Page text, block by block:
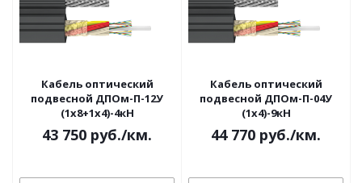
Кабель оптический
подвесной ДПОм-П-12У
(1х8+1х4)-4кН
43 750 руб./км.
Кабель оптический
подвесной ДПОм-П-04У
(1х4)-9кН
44 770 руб./км.